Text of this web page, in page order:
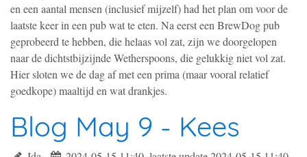
en een aantal mensen (inclusief mijzelf) had het plan om voor de
laatste keer in een pub wat te eten. Na eerst een BrewDog pub
geprobeerd te hebben, die helaas vol zat, zijn we doorgelopen
naar de dichtstbijzijnde Wetherspoons, die gelukkig niet vol zat.
Hier sloten we de dag af met een prima (maar vooral relatief
goedkope) maaltijd en wat drankjes.
Blog May 9 - Kees